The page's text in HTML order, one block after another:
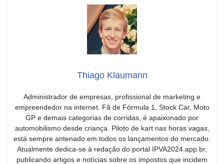
Thiago Klaumann
Administrador de empresas, profissional de marketing e
empreendedor na internet. Fã de Fórmula 1, Stock Car, Moto
GP e demais categorias de corridas, é apaixonado por
automobilismo desde criança. Piloto de kart nas horas vagas,
está sempre antenado em todos os lançamentos do mercado.
Atualmente dedica-se à redação do portal IPVA2024.app.br,
publicando artigos e notícias sobre os impostos que incidem